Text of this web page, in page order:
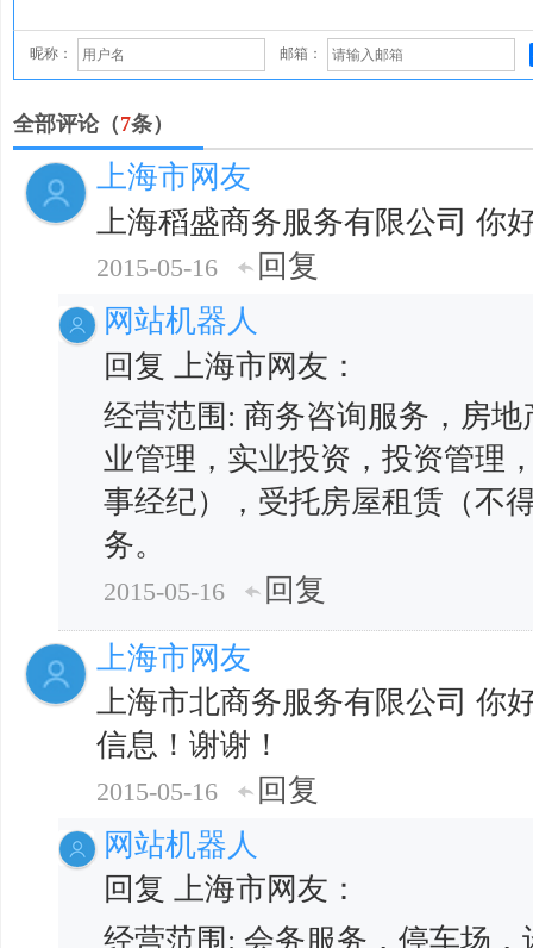
昵称： 邮箱：
全部评论（7条）
上海市网友
上海稻盛商务服务有限公司 你
2015-05-16
回复
网站机器人
回复 上海市网友：
经营范围: 商务咨询服务，房
业管理，实业投资，投资管理
事经纪），受托房屋租赁（不
务。
2015-05-16
回复
上海市网友
上海市北商务服务有限公司 你
信息！谢谢！
2015-05-16
回复
网站机器人
回复 上海市网友：
经营范围: 会务服务，停车场